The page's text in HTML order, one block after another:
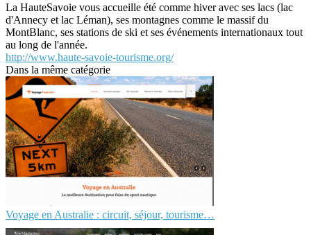
La HauteSavoie vous accueille été comme hiver avec ses lacs (lac
d'Annecy et lac Léman), ses montagnes comme le massif du
MontBlanc, ses stations de ski et ses événements internationaux tout
au long de l'année.
http://www.haute-savoie-tourisme.org/
Dans la même catégorie
Voyage en Australie : circuit, séjour, tourisme…